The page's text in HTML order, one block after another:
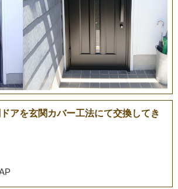
アを玄関カバー工法にて交換してき